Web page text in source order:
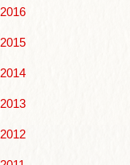
2016
2015
2014
2013
2012